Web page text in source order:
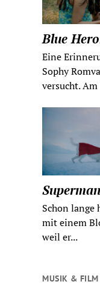
Blue
Eine
Sophy
versucht.
Schon lange
mit einem
weil er...
MUSIK & FILM